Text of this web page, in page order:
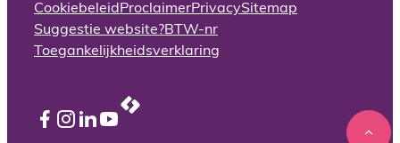
Cookiebeleid ProclaimerPrivacySitemap
Suggestie website?BTW-nr
Toegankelijkheidsverklaring
Facebook
Instagram
LinkedInYouTube
LCP nv 2026 ©